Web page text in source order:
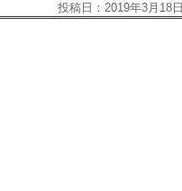
投稿日： 2019年3月18日